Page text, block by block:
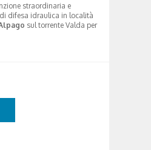
straordinaria e
difesa idraulica in località
sul torrente Valda per